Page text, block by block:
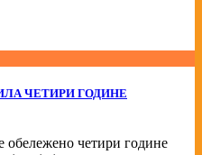
ЧЕТИРИ ГОДИНЕ
обележено четири године